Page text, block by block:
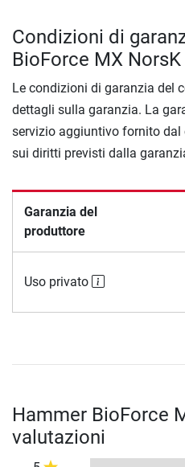
Condizioni di
BioForce MX NorsK
Le condizioni di garanzia del
dettagli sulla garanzia. La
servizio aggiuntivo fornito
sui diritti previsti dalla
Garanzia del
produttore
Uso privato
Hammer BioForce
valutazioni